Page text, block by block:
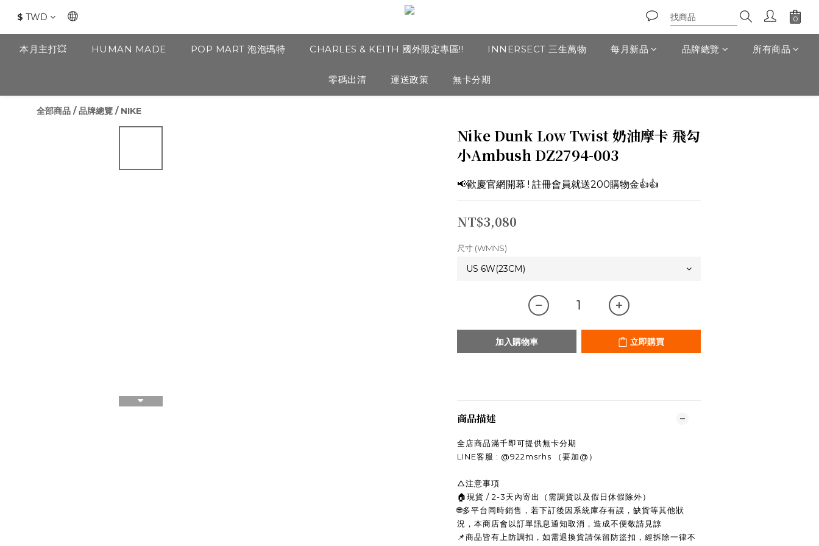
$ TWD
本月主打💥 HUMAN MADE POP MART 泡泡瑪特 CHARLES & KEITH 國外限定專區!! INNERSECT 三生萬物 每月新品 品牌總覽 所有商品
零碼出清 運送政策 無卡分期
全部商品 /品牌總覽 / NIKE
Nike Dunk Low Twist 奶油摩卡 飛勾
小Ambush DZ2794-003
📢歡慶官網開幕 ! 註冊會員就送200購物金👍👍
NT$3,080
尺寸 (WMNS)
加入購物車 立即購買
商品描述
全店商品滿千即可提供無卡分期
LINE客服 : @922msrhs （要加@）
△注意事項
🏠現貨 / 2-3天內寄出（需調貨以及假日休假除外）
🌐多平台同時銷售，若下訂後因系統庫存有誤，缺貨等其他狀
況，本商店會以訂單訊息通知取消，造成不便敬請見諒
📌商品皆有上防調扣，如需退換貨請保留防盜扣，經拆除一律不